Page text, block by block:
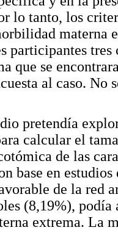
lo tanto, los
materna
participantes tres
que se
al caso. No
pretendía
calcular el
de las
base en
de la red
(8,19%), podía
extrema. La